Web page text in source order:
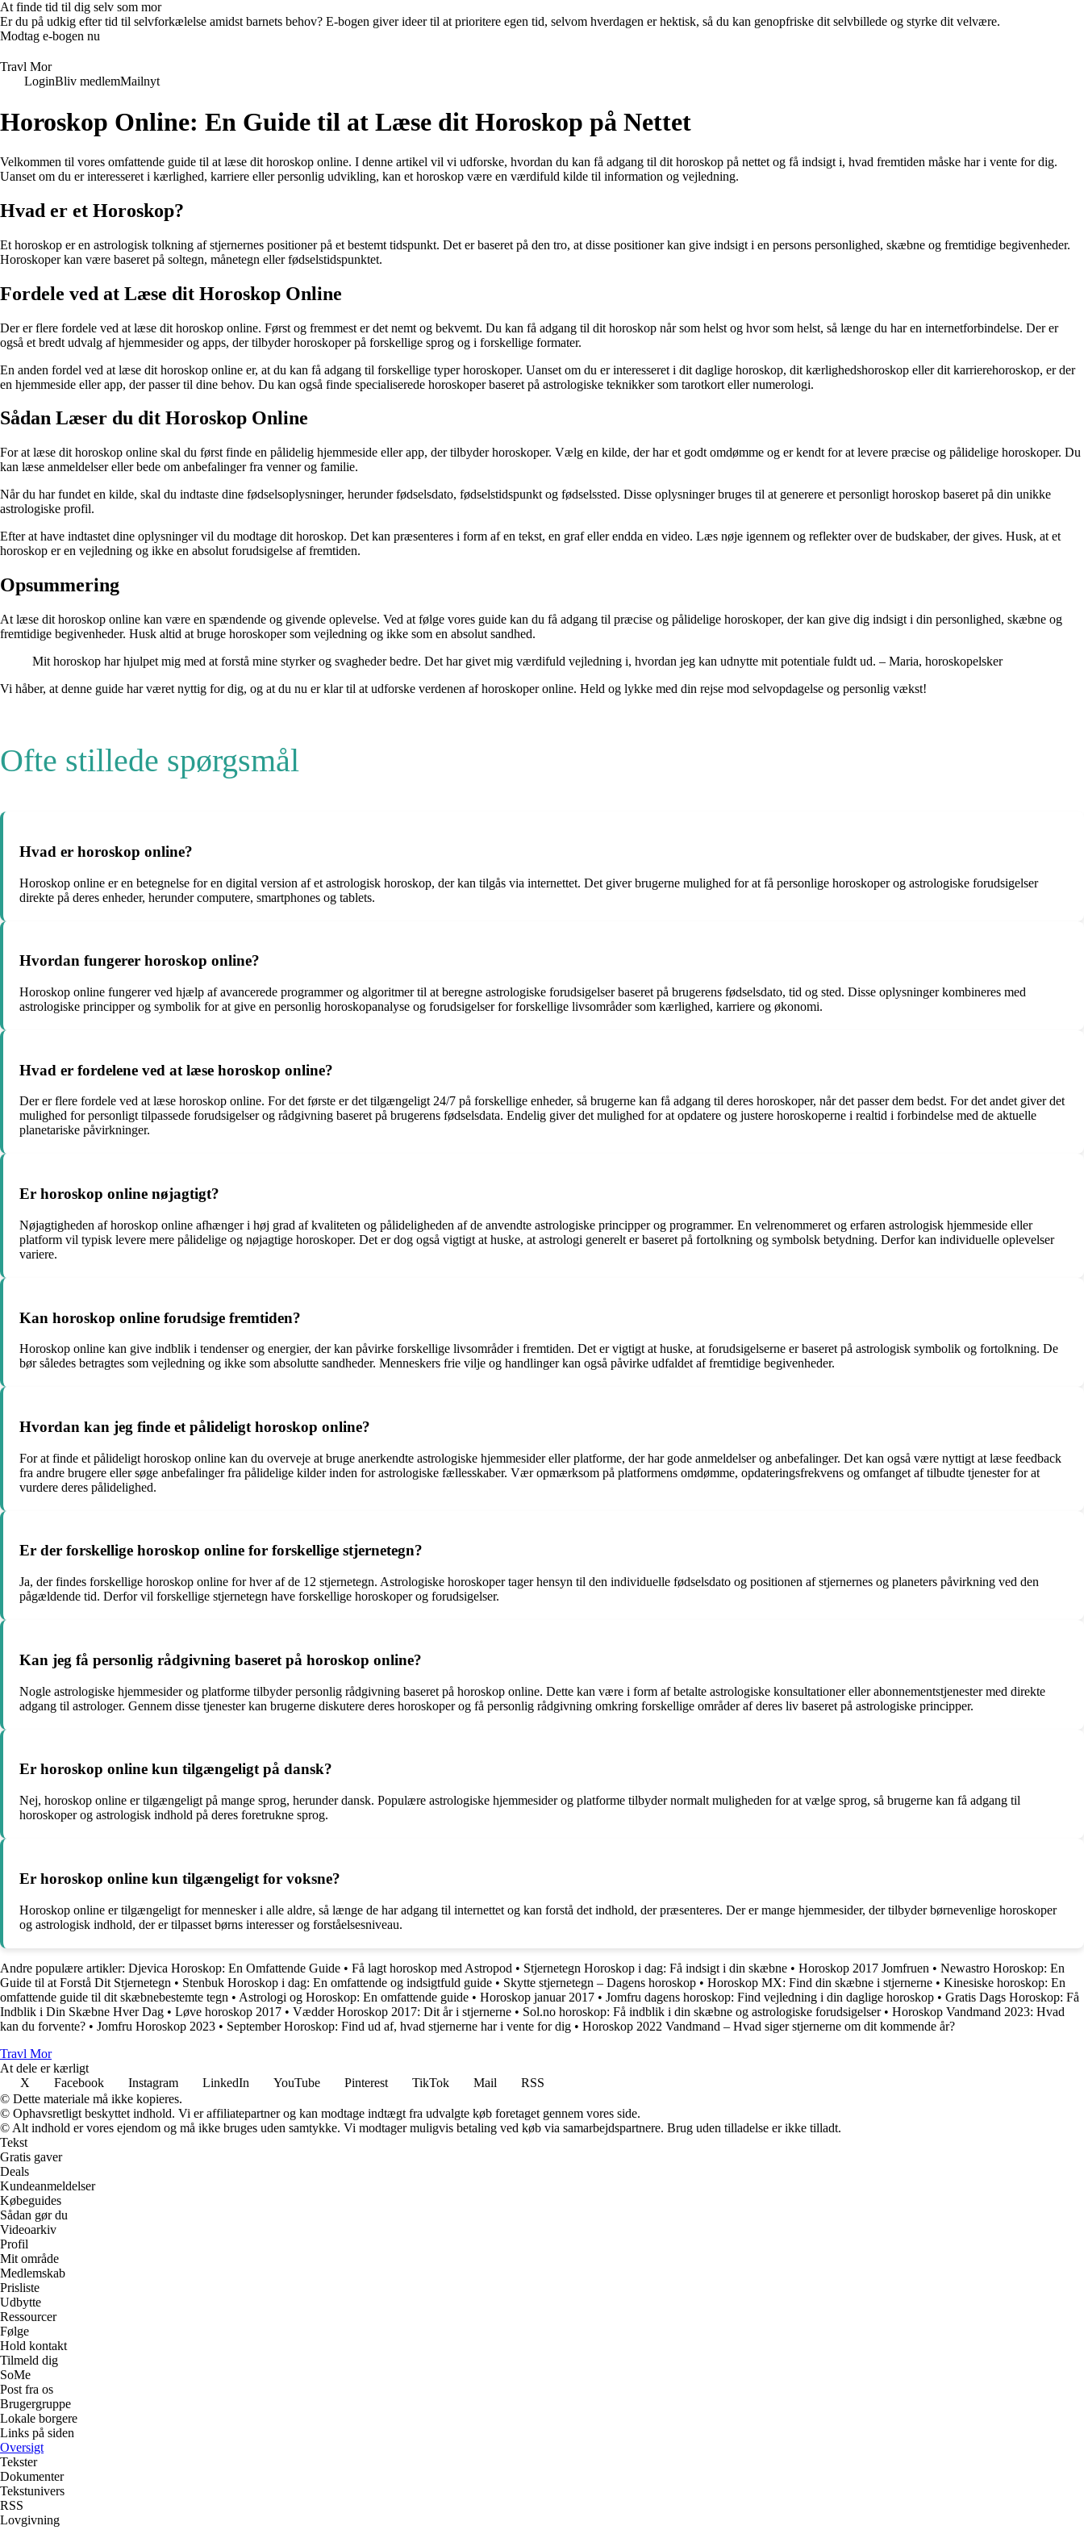
At finde tid til dig selv som mor
Er du på udkig efter tid til selvforkælelse amidst barnets behov? E-bogen giver ideer til at prioritere egen tid, selvom hverdagen er hektisk, så du kan genopfriske dit selvbillede og styrke dit velvære.
Modtag e-bogen nu
Travl Mor
LoginBliv medlemMailnyt
Horoskop Online: En Guide til at Læse dit Horoskop på Nettet
Velkommen til vores omfattende guide til at læse dit horoskop online. I denne artikel vil vi udforske, hvordan du kan få adgang til dit horoskop på nettet og få indsigt i, hvad fremtiden måske har i vente for dig.
Uanset om du er interesseret i kærlighed, karriere eller personlig udvikling, kan et horoskop være en værdifuld kilde til information og vejledning.
Hvad er et Horoskop?
Et horoskop er en astrologisk tolkning af stjernernes positioner på et bestemt tidspunkt. Det er baseret på den tro, at disse positioner kan give indsigt i en persons personlighed, skæbne og fremtidige begivenheder.
Horoskoper kan være baseret på soltegn, månetegn eller fødselstidspunktet.
Fordele ved at Læse dit Horoskop Online
Der er flere fordele ved at læse dit horoskop online. Først og fremmest er det nemt og bekvemt. Du kan få adgang til dit horoskop når som helst og hvor som helst, så længe du har en internetforbindelse. Der er
også et bredt udvalg af hjemmesider og apps, der tilbyder horoskoper på forskellige sprog og i forskellige formater.
En anden fordel ved at læse dit horoskop online er, at du kan få adgang til forskellige typer horoskoper. Uanset om du er interesseret i dit daglige horoskop, dit kærlighedshoroskop eller dit karrierehoroskop, er der
en hjemmeside eller app, der passer til dine behov. Du kan også finde specialiserede horoskoper baseret på astrologiske teknikker som tarotkort eller numerologi.
Sådan Læser du dit Horoskop Online
For at læse dit horoskop online skal du først finde en pålidelig hjemmeside eller app, der tilbyder horoskoper. Vælg en kilde, der har et godt omdømme og er kendt for at levere præcise og pålidelige horoskoper. Du
kan læse anmeldelser eller bede om anbefalinger fra venner og familie.
Når du har fundet en kilde, skal du indtaste dine fødselsoplysninger, herunder fødselsdato, fødselstidspunkt og fødselssted. Disse oplysninger bruges til at generere et personligt horoskop baseret på din unikke
astrologiske profil.
Efter at have indtastet dine oplysninger vil du modtage dit horoskop. Det kan præsenteres i form af en tekst, en graf eller endda en video. Læs nøje igennem og reflekter over de budskaber, der gives. Husk, at et
horoskop er en vejledning og ikke en absolut forudsigelse af fremtiden.
Opsummering
At læse dit horoskop online kan være en spændende og givende oplevelse. Ved at følge vores guide kan du få adgang til præcise og pålidelige horoskoper, der kan give dig indsigt i din personlighed, skæbne og
fremtidige begivenheder. Husk altid at bruge horoskoper som vejledning og ikke som en absolut sandhed.
Mit horoskop har hjulpet mig med at forstå mine styrker og svagheder bedre. Det har givet mig værdifuld vejledning i, hvordan jeg kan udnytte mit potentiale fuldt ud. – Maria, horoskopelsker
Vi håber, at denne guide har været nyttig for dig, og at du nu er klar til at udforske verdenen af horoskoper online. Held og lykke med din rejse mod selvopdagelse og personlig vækst!
Ofte stillede spørgsmål
Hvad er horoskop online?
Horoskop online er en betegnelse for en digital version af et astrologisk horoskop, der kan tilgås via internettet. Det giver brugerne mulighed for at få personlige horoskoper og astrologiske forudsigelser
direkte på deres enheder, herunder computere, smartphones og tablets.
Hvordan fungerer horoskop online?
Horoskop online fungerer ved hjælp af avancerede programmer og algoritmer til at beregne astrologiske forudsigelser baseret på brugerens fødselsdato, tid og sted. Disse oplysninger kombineres med
astrologiske principper og symbolik for at give en personlig horoskopanalyse og forudsigelser for forskellige livsområder som kærlighed, karriere og økonomi.
Hvad er fordelene ved at læse horoskop online?
Der er flere fordele ved at læse horoskop online. For det første er det tilgængeligt 24/7 på forskellige enheder, så brugerne kan få adgang til deres horoskoper, når det passer dem bedst. For det andet giver det
mulighed for personligt tilpassede forudsigelser og rådgivning baseret på brugerens fødselsdata. Endelig giver det mulighed for at opdatere og justere horoskoperne i realtid i forbindelse med de aktuelle
planetariske påvirkninger.
Er horoskop online nøjagtigt?
Nøjagtigheden af horoskop online afhænger i høj grad af kvaliteten og pålideligheden af de anvendte astrologiske principper og programmer. En velrenommeret og erfaren astrologisk hjemmeside eller
platform vil typisk levere mere pålidelige og nøjagtige horoskoper. Det er dog også vigtigt at huske, at astrologi generelt er baseret på fortolkning og symbolsk betydning. Derfor kan individuelle oplevelser
variere.
Kan horoskop online forudsige fremtiden?
Horoskop online kan give indblik i tendenser og energier, der kan påvirke forskellige livsområder i fremtiden. Det er vigtigt at huske, at forudsigelserne er baseret på astrologisk symbolik og fortolkning. De
bør således betragtes som vejledning og ikke som absolutte sandheder. Menneskers frie vilje og handlinger kan også påvirke udfaldet af fremtidige begivenheder.
Hvordan kan jeg finde et pålideligt horoskop online?
For at finde et pålideligt horoskop online kan du overveje at bruge anerkendte astrologiske hjemmesider eller platforme, der har gode anmeldelser og anbefalinger. Det kan også være nyttigt at læse feedback
fra andre brugere eller søge anbefalinger fra pålidelige kilder inden for astrologiske fællesskaber. Vær opmærksom på platformens omdømme, opdateringsfrekvens og omfanget af tilbudte tjenester for at
vurdere deres pålidelighed.
Er der forskellige horoskop online for forskellige stjernetegn?
Ja, der findes forskellige horoskop online for hver af de 12 stjernetegn. Astrologiske horoskoper tager hensyn til den individuelle fødselsdato og positionen af ​​stjernernes og planeters påvirkning ved den
pågældende tid. Derfor vil forskellige stjernetegn have forskellige horoskoper og forudsigelser.
Kan jeg få personlig rådgivning baseret på horoskop online?
Nogle astrologiske hjemmesider og platforme tilbyder personlig rådgivning baseret på horoskop online. Dette kan være i form af betalte astrologiske konsultationer eller abonnementstjenester med direkte
adgang til astrologer. Gennem disse tjenester kan brugerne diskutere deres horoskoper og få personlig rådgivning omkring forskellige områder af deres liv baseret på astrologiske principper.
Er horoskop online kun tilgængeligt på dansk?
Nej, horoskop online er tilgængeligt på mange sprog, herunder dansk. Populære astrologiske hjemmesider og platforme tilbyder normalt muligheden for at vælge sprog, så brugerne kan få adgang til
horoskoper og astrologisk indhold på deres foretrukne sprog.
Er horoskop online kun tilgængeligt for voksne?
Horoskop online er tilgængeligt for mennesker i alle aldre, så længe de har adgang til internettet og kan forstå det indhold, der præsenteres. Der er mange hjemmesider, der tilbyder børnevenlige horoskoper
og astrologisk indhold, der er tilpasset børns interesser og forståelsesniveau.
Andre populære artikler: Djevica Horoskop: En Omfattende Guide • Få lagt horoskop med Astropod • Stjernetegn Horoskop i dag: Få indsigt i din skæbne • Horoskop 2017 Jomfruen • Newastro Horoskop: En
Guide til at Forstå Dit Stjernetegn • Stenbuk Horoskop i dag: En omfattende og indsigtfuld guide • Skytte stjernetegn – Dagens horoskop • Horoskop MX: Find din skæbne i stjernerne • Kinesiske horoskop: En
omfattende guide til dit skæbnebestemte tegn • Astrologi og Horoskop: En omfattende guide • Horoskop januar 2017 • Jomfru dagens horoskop: Find vejledning i din daglige horoskop • Gratis Dags Horoskop: Få
Indblik i Din Skæbne Hver Dag • Løve horoskop 2017 • Vædder Horoskop 2017: Dit år i stjernerne • Sol.no horoskop: Få indblik i din skæbne og astrologiske forudsigelser• Horoskop Vandmand 2023: Hvad
kan du forvente? • Jomfru Horoskop 2023 • September Horoskop: Find ud af, hvad stjernerne har i vente for dig • Horoskop 2022 Vandmand – Hvad siger stjernerne om dit kommende år?
Travl Mor
At dele er kærligt
X
Facebook Instagram LinkedIn YouTube Pinterest TikTok Mail
RSS
© Dette materiale må ikke kopieres.
© Ophavsretligt beskyttet indhold. Vi er affiliatepartner og kan modtage indtægt fra udvalgte køb foretaget gennem vores side.
© Alt indhold er vores ejendom og må ikke bruges uden samtykke. Vi modtager muligvis betaling ved køb via samarbejdspartnere. Brug uden tilladelse er ikke tilladt.
Tekst
Gratis gaver
Deals
Kundeanmeldelser
Købeguides
Sådan gør du
Videoarkiv
Profil
Mit område
Medlemskab
Prisliste
Udbytte
Ressourcer
Følge
Hold kontakt
Tilmeld dig
SoMe
Post fra os
Brugergruppe
Lokale borgere
Links på siden
Oversigt
Tekster
Dokumenter
Tekstunivers
RSS
Lovgivning